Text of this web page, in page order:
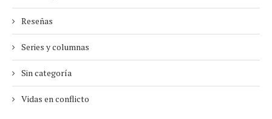
Reseñas
Series y columnas
Sin categoría
Vidas en conflicto